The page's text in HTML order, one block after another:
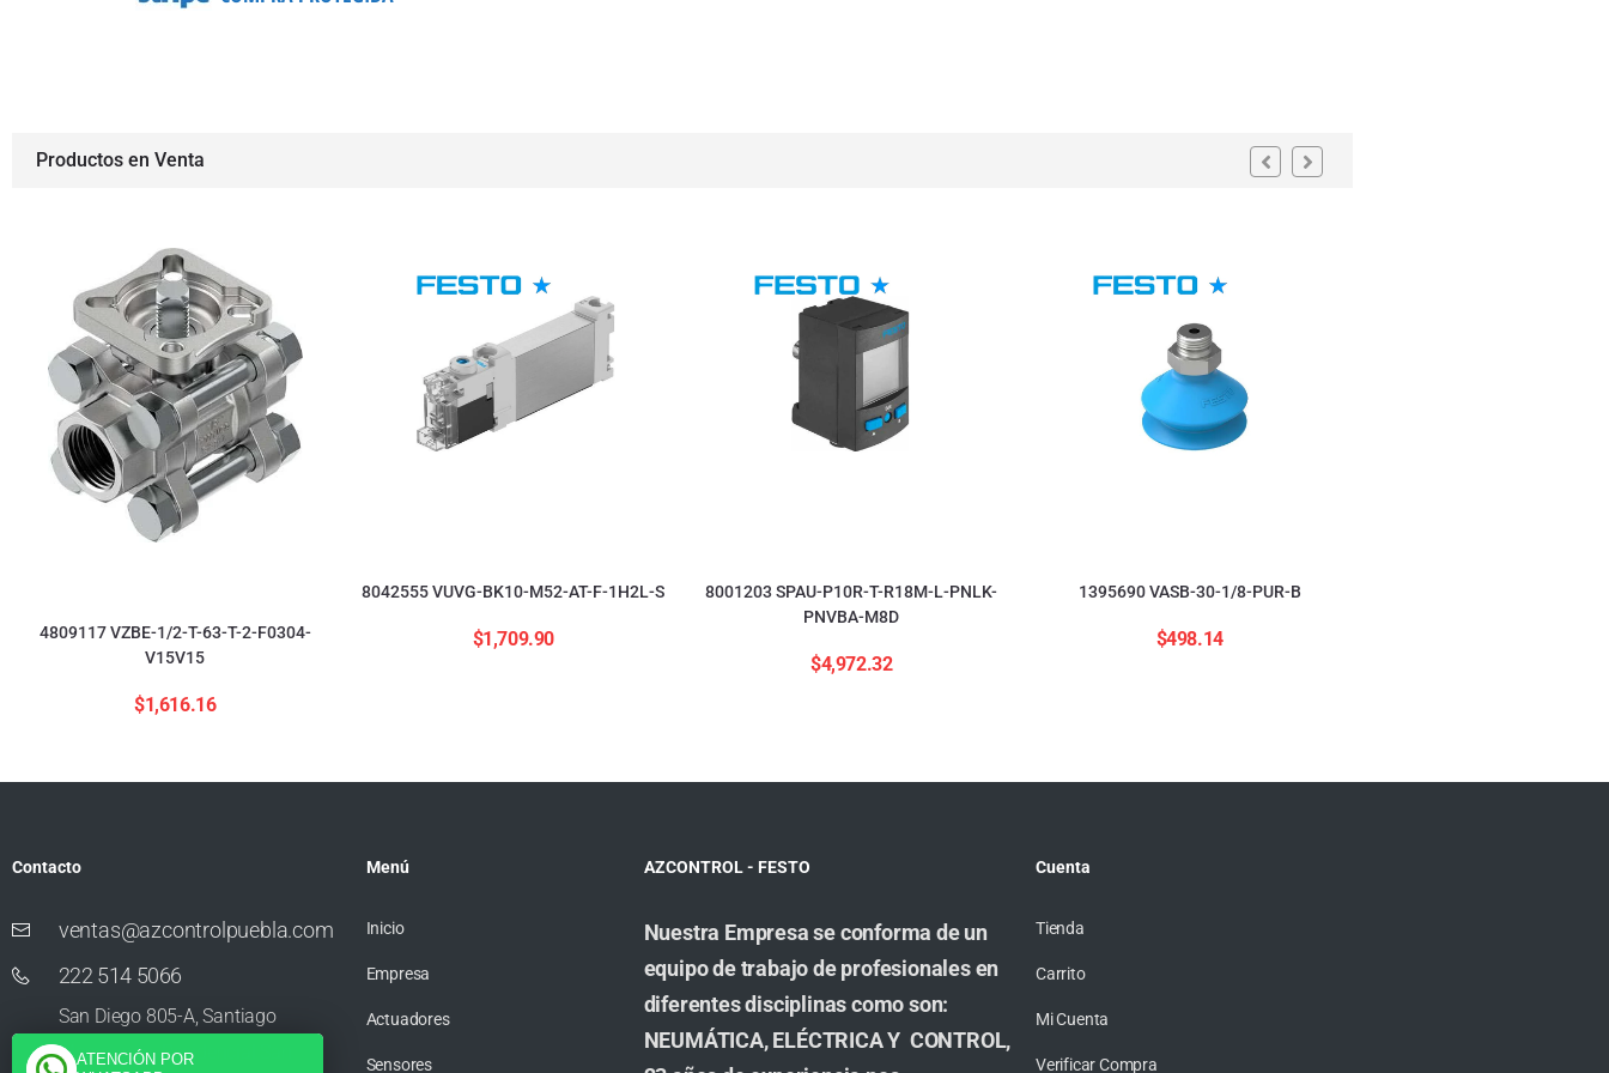
Productos en Venta
4809117 VZBE-1/2-T-63-T-2-F0304-
V15V15
$1,616.16
8042555 VUVG-BK10-M52-AT-F-1H2L-S
$1,709.90
8001203 SPAU-P10R-T-R18M-L-PNLK-
PNVBA-M8D
$4,972.32
1395690 VASB-30-1/8-PUR-B
$498.14
Contacto
ventas@azcontrolpuebla.com
222 514 5066
San Diego 805-A, Santiago
Momoxpan, Residencial San
Menú
Inicio
Empresa
Actuadores
Sensores
AZCONTROL - FESTO
Nuestra Empresa se conforma de un
equipo de trabajo de profesionales en
diferentes disciplinas como son:
NEUMÁTICA, ELÉCTRICA Y CONTROL,
Cuenta
Tienda
Carrito
Mi Cuenta
Verificar Compra
ATENCIÓN POR